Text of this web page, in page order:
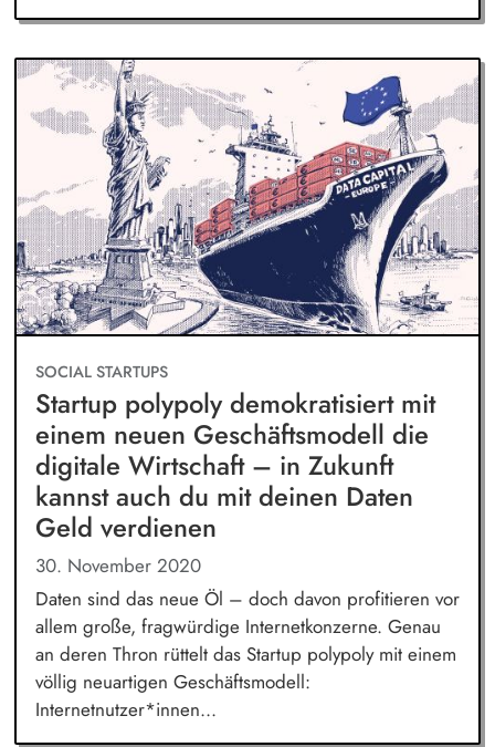
SOCIAL STARTUPS
Startup polypoly demokratisiert mit
einem neuen Geschäftsmodell die
digitale Wirtschaft – in Zukunft
kannst auch du mit deinen Daten
Geld verdienen
30. November 2020
Daten sind das neue Öl – doch davon profitieren vor
allem große, fragwürdige Internetkonzerne. Genau
an deren Thron rüttelt das Startup polypoly mit einem
völlig neuartigen Geschäftsmodell:
Internetnutzer*innen...